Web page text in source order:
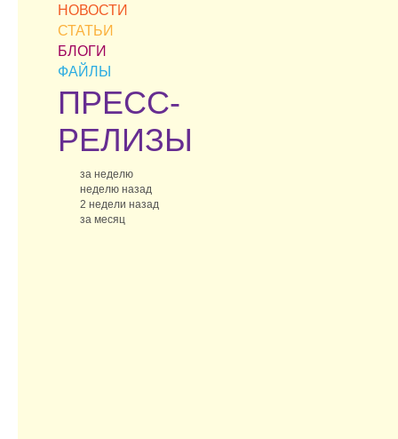
НОВОСТИ
СТАТЬИ
БЛОГИ
ФАЙЛЫ
ПРЕСС-
РЕЛИЗЫ
за неделю
неделю назад
2 недели назад
за месяц